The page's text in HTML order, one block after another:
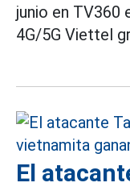
junio en TV360
4G/5G Viettel
El